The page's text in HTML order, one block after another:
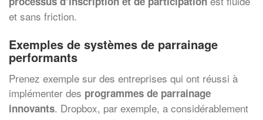
et sans friction.
Exemples de systèmes de parrainage
performants
Prenez exemple sur des entreprises qui ont réussi à
implémenter des programmes de parrainage
innovants. Dropbox, par exemple, a considérablement